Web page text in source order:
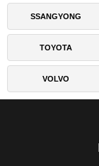
SSANGYONG
TOYOTA
VOLVO